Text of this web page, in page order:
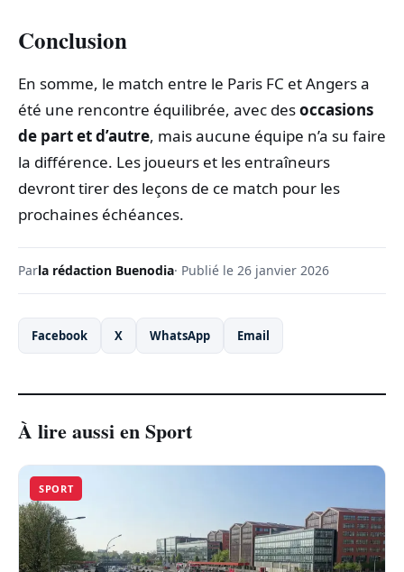
Conclusion
En somme, le match entre le Paris FC et Angers a
été une rencontre équilibrée, avec desoccasions
de part et d’autre, mais aucune équipe n’a su faire
la différence. Les joueurs et les entraîneurs
devront tirer des leçons de ce match pour les
prochaines échéances.
Parla rédaction Buenodia· Publié le 26 janvier 2026
Facebook X WhatsApp Email
À lire aussi en Sport
SPORT